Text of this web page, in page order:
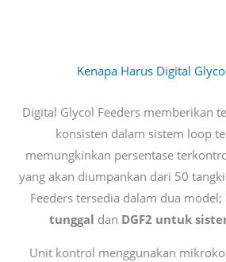
Kenapa Harus Digital
Digital Glycol Feeders memberikan
konsisten dalam sistem loop
memungkinkan persentase
yang akan diumpankan dari 50
Feeders tersedia dalam dua model;
tunggal dan DGF2 untuk
Unit kontrol menggunakan